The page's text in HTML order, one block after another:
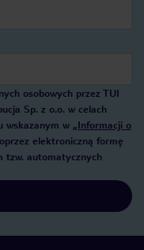
osobowych przez TUI
Sp. z o.o. w celach
wskazanym w „Informacji o
elektroniczną formę
tzw. automatycznych